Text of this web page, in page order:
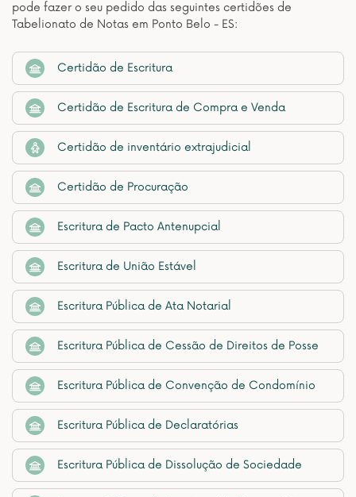
pode fazer o seu pedido das seguintes certidões de
Tabelionato de Notas em Ponto Belo - ES:
Certidão de Escritura
Certidão de Escritura de Compra e Venda
Certidão de inventário extrajudicial
Certidão de Procuração
Escritura de Pacto Antenupcial
Escritura de União Estável
Escritura Pública de Ata Notarial
Escritura Pública de Cessão de Direitos de Posse
Escritura Pública de Convenção de Condomínio
Escritura Pública de Declaratórias
Escritura Pública de Dissolução de Sociedade